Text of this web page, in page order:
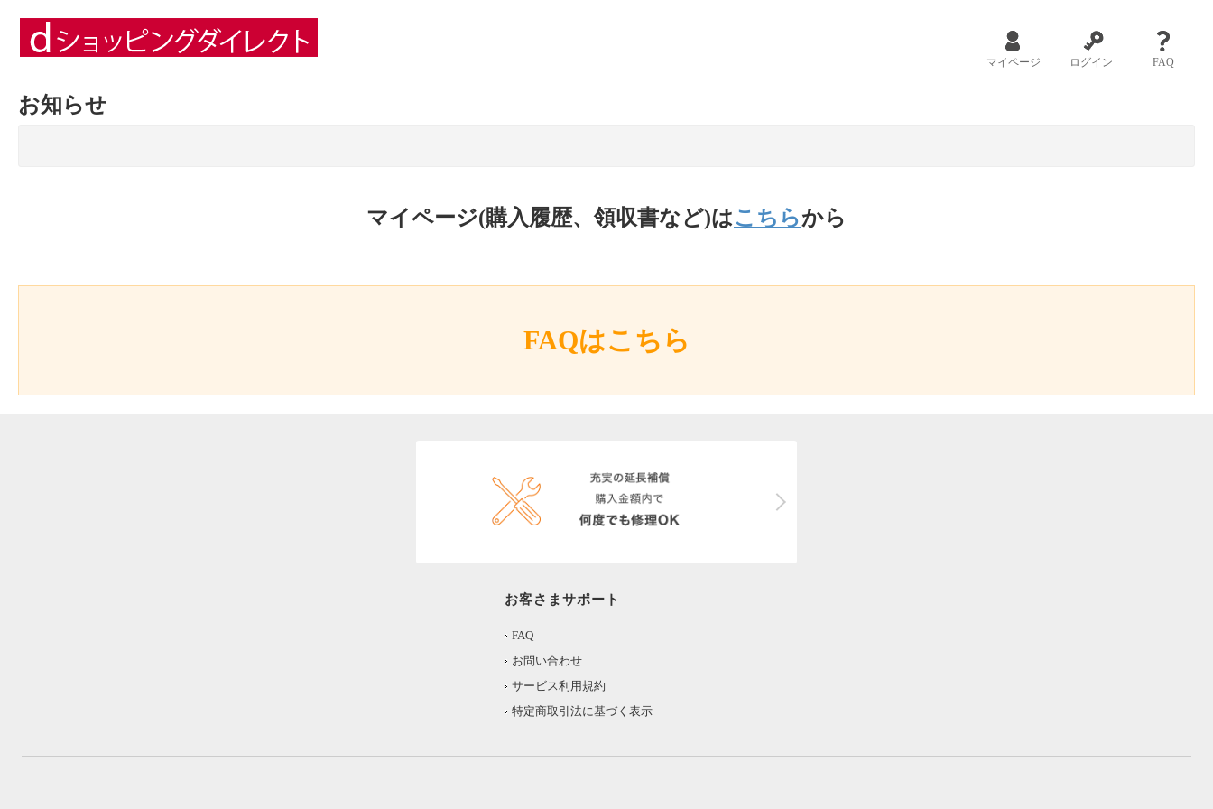
マイページ ログイン FAQ
お知らせ
マイページ(購入履歴、領収書など)はこちらから
FAQはこちら
お客さまサポート
FAQ
お問い合わせ
サービス利用規約
特定商取引法に基づく表示